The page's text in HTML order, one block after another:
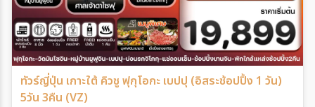
ทัวร์ญี่ปุ่น เกาะใต้ คิวชู ฟุกุโอกะ เบปปุ (อิสระช้อปปิ้ง 1 วัน)
5วัน 3คืน (VZ)